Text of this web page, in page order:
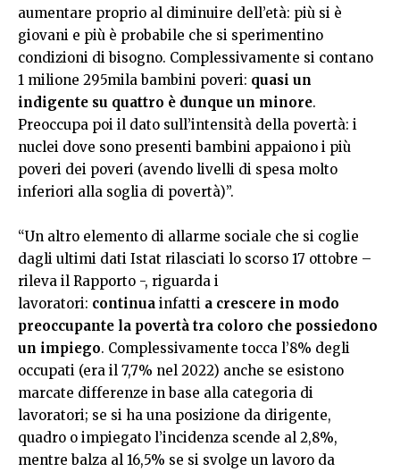
aumentare proprio al diminuire dell’età: più si è
giovani e più è probabile che si sperimentino
condizioni di bisogno. Complessivamente si contano
1 milione 295mila bambini poveri: quasi un
indigente su quattro è dunque un minore.
Preoccupa poi il dato sull’intensità della povertà: i
nuclei dove sono presenti bambini appaiono i più
poveri dei poveri (avendo livelli di spesa molto
inferiori alla soglia di povertà)”.
“Un altro elemento di allarme sociale che si coglie
dagli ultimi dati Istat rilasciati lo scorso 17 ottobre –
rileva il Rapporto -, riguarda i
lavoratori: continua infatti a crescere in modo
preoccupante la povertà tra coloro che possiedono
un impiego. Complessivamente tocca l’8% degli
occupati (era il 7,7% nel 2022) anche se esistono
marcate differenze in base alla categoria di
lavoratori; se si ha una posizione da dirigente,
quadro o impiegato l’incidenza scende al 2,8%,
mentre balza al 16,5% se si svolge un lavoro da